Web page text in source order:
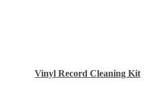
Vinyl Record Cleaning Kit